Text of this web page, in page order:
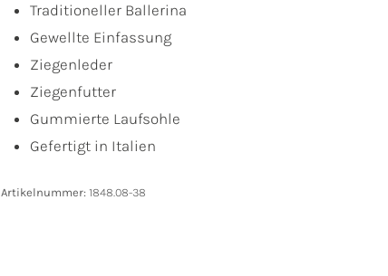
Traditioneller Ballerina
Gewellte Einfassung
Ziegenleder
Ziegenfutter
Gummierte Laufsohle
Gefertigt in Italien
Artikelnummer: 1848.08-38